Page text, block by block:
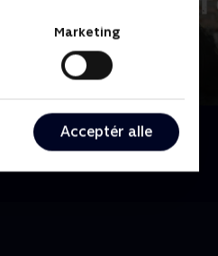
Marketing
Acceptér alle
Dog
& Spænding • 1 sæsoner